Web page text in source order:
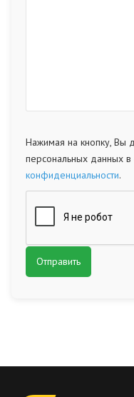
Нажимая на кнопку, Вы
персональных данных в
конфиденциальности.